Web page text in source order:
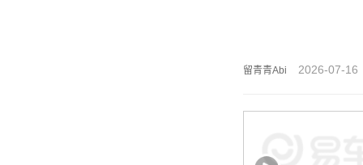
留青青Abi 2026-07-16